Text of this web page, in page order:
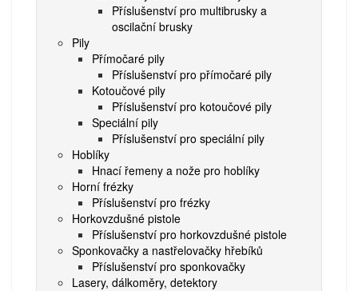
Příslušenství pro multibrusky a
oscilační brusky
Pily
Přímočaré pily
Příslušenství pro přímočaré pily
Kotoučové pily
Příslušenství pro kotoučové pily
Speciální pily
Příslušenství pro speciální pily
Hoblíky
Hnací řemeny a nože pro hoblíky
Horní frézky
Příslušenství pro frézky
Horkovzdušné pistole
Příslušenství pro horkovzdušné pistole
Sponkovačky a nastřelovačky hřebíků
Příslušenství pro sponkovačky
Lasery, dálkoměry, detektory